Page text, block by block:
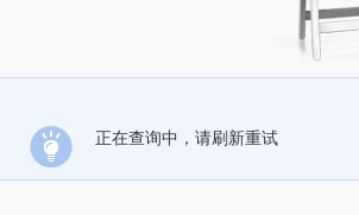
正在查询中，请刷新重试